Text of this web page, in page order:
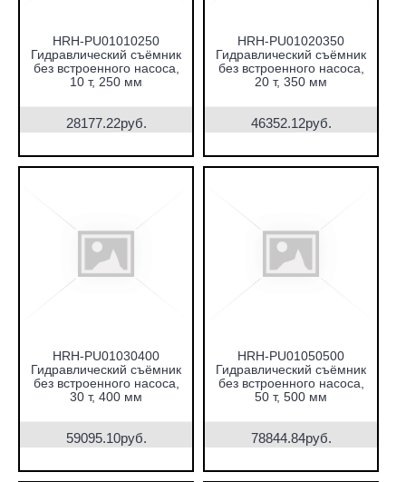
HRH-PU01010250
Гидравлический съёмник
без встроенного насоса,
10 т, 250 мм
28177.22руб.
HRH-PU01020350
Гидравлический съёмник
без встроенного насоса,
20 т, 350 мм
46352.12руб.
HRH-PU01030400
Гидравлический съёмник
без встроенного насоса,
30 т, 400 мм
59095.10руб.
HRH-PU01050500
Гидравлический съёмник
без встроенного насоса,
50 т, 500 мм
78844.84руб.